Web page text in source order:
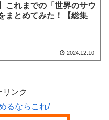
これまでの「世界のサウ
まとめてみた！【総集
2024.12.10
リンク
るならこれ/